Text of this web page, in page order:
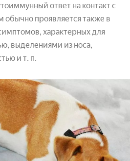
ответ на контакт с
проявляется также в
характерных для
выделениями из носа,
и т. п.